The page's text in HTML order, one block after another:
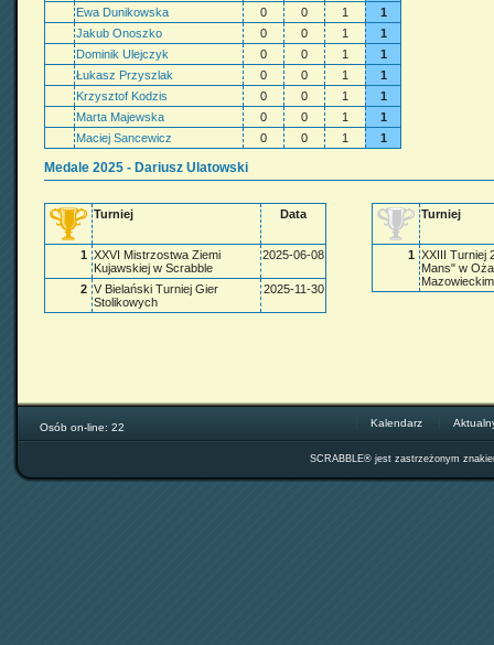
Ewa Dunikowska
0 0 1
1
Jakub Onoszko
0 0 1
1
Dominik Ulejczyk
0 0 1
1
Łukasz Przyszlak
0 0 1
1
Krzysztof Kodzis
0 0 1
1
Marta Majewska
0 0 1
1
Maciej Sancewicz
0 0 1 1
Medale 2025 - Dariusz Ulatowski
Turniej Data
1 XXVI Mistrzostwa Ziemi
Kujawskiej w Scrabble
2025-06-08
2 V Bielański Turniej Gier
Stolikowych
2025-11-30
Turniej
1 XXIII Turniej
Mans" w
Mazowieckim
Osób on-line: 22 Kalendarz
SCRABBLE® jest zastrzeżonym